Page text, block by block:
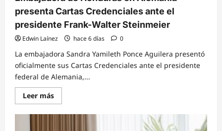
presenta Cartas Credenciales ante el
presidente Frank-Walter Steinmeier
Edwin Laínez hace 6 días 0
La embajadora Sandra Yamileth Ponce Aguilera presentó
oficialmente sus Cartas Credenciales ante el presidente
federal de Alemania,...
Leer másRead
more
Embajadora